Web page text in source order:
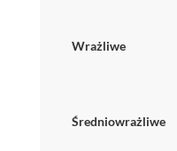
Wrażliwe
Średniowrażliwe